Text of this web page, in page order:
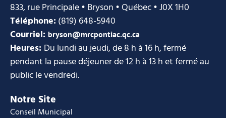
833, rue Principale • Bryson • Québec • J0X 1H0
Téléphone:(819) 648-5940
Courriel: bryson@mrcpontiac.qc.ca
Heures: Du lundi au jeudi, de 8 h à 16 h, fermé
pendant la pause déjeuner de 12 h à 13 h et fermé au
public le vendredi.
Notre Site
Conseil Municipal